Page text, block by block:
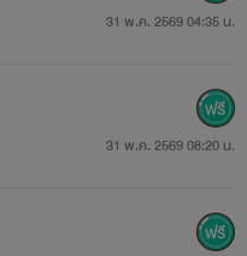
31 พ.ค. 2569 04:35 น.
31 พ.ค. 2569 08:20 น.